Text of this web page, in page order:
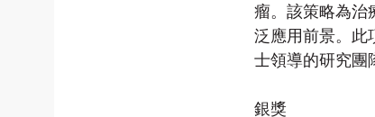
瘤。該策略為治
泛應用前景。此
士領導的研究團
銀獎